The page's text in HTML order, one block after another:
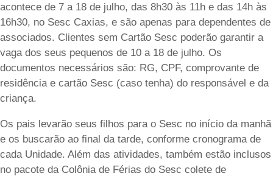
acontece de 7 a 18 de julho, das 8h30 às 11h e das 14h às
16h30, no Sesc Caxias, e são apenas para dependentes de
associados. Clientes sem Cartão Sesc poderão garantir a
vaga dos seus pequenos de 10 a 18 de julho. Os
documentos necessários são: RG, CPF, comprovante de
residência e cartão Sesc (caso tenha) do responsável e da
criança.
Os pais levarão seus filhos para o Sesc no início da manhã
e os buscarão ao final da tarde, conforme cronograma de
cada Unidade. Além das atividades, também estão inclusos
no pacote da Colônia de Férias do Sesc colete de